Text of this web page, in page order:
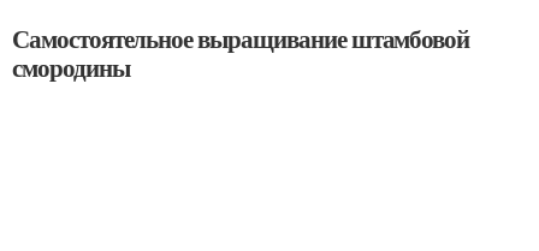
Самостоятельное выращивание штамбовой
смородины